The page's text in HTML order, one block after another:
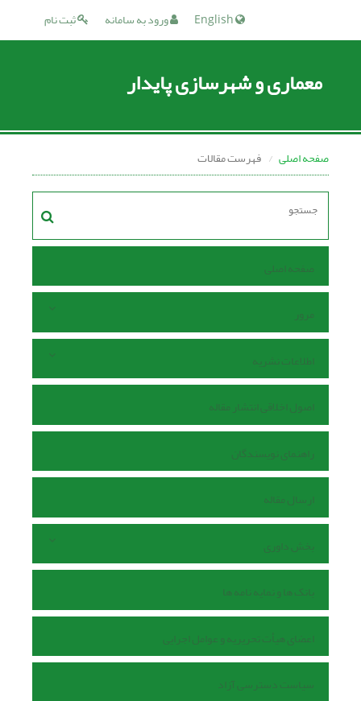
ثبت نام ورود به سامانه
معماری و شهرسازی پایدار
صفحه اصلی فهرست مقالات
صفحه اصلی
مرور
اطلاعات نشریه
اصول اخلاقی انتشار مقاله
راهنمای نویسندگان
ارسال مقاله
بخش داوری
بانک ها و نمایه نامه ها
اعضای هیأت تحریریه و عوامل اجرایی
سیاست دسترسی آزاد